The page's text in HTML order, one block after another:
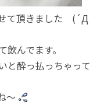
せて頂きました (´Д
飲んでます。
ちゃって
～